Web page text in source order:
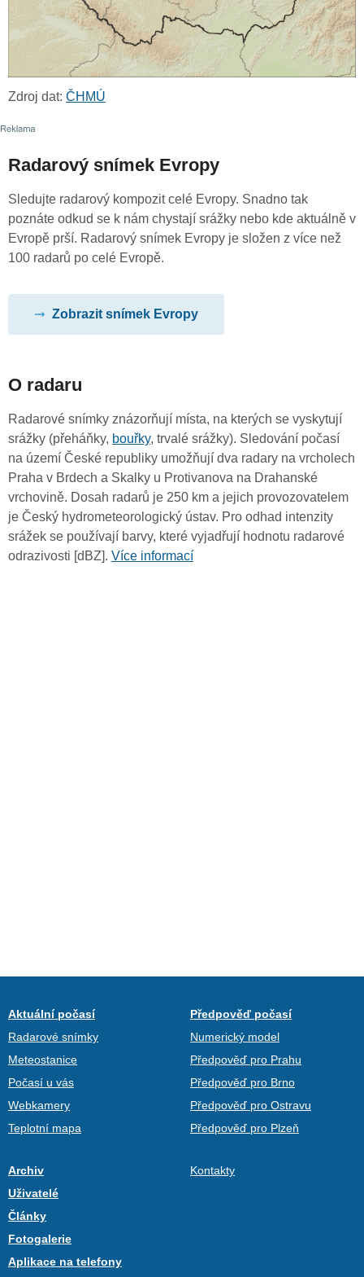
Zdroj dat: ČHMÚ
Radarový snímek Evropy
Sledujte radarový kompozit celé Evropy. Snadno tak
poznáte odkud se k nám chystají srážky nebo kde aktuálně v
Evropě prší. Radarový snímek Evropy je složen z více než
100 radarů po celé Evropě.
Zobrazit snímek Evropy
O radaru
Radarové snímky znázorňují místa, na kterých se vyskytují
srážky (přeháňky, bouřky, trvalé srážky). Sledování počasí
na území České republiky umožňují dva radary na vrcholech
Praha v Brdech a Skalky u Protivanova na Drahanské
vrchovině. Dosah radarů je 250 km a jejich provozovatelem
je Český hydrometeorologický ústav. Pro odhad intenzity
srážek se používají barvy, které vyjadřují hodnotu radarové
odrazivosti [dBZ]. Více informací
Aktuální počasí
Radarové snímky
Meteostanice
Počasí u vás
Webkamery
Teplotní mapa
Předpověď počasí
Numerický model
Předpověď pro Prahu
Předpověď pro Brno
Předpověď pro Ostravu
Předpověď pro Plzeň
Archiv
Uživatelé
Články
Fotogalerie
Aplikace na telefony
Kontakty